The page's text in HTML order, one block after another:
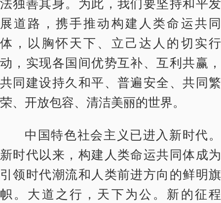
展道路，携手推动构建人类命运共同
体，以胸怀天下、立己达人的切实行
动，实现各国间优势互补、互利共赢，
共同建设持久和平、普遍安全、共同繁
荣、开放包容、清洁美丽的世界。
中国特色社会主义已进入新时代。
新时代以来，构建人类命运共同体成为
引领时代潮流和人类前进方向的鲜明旗
帜。大道之行，天下为公。新的征程